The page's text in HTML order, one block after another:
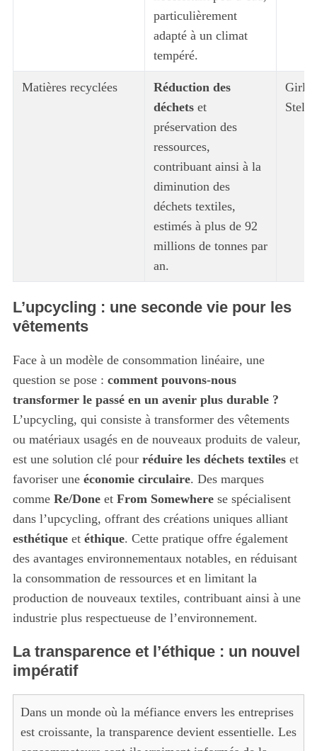
particulièrement
adapté à un climat
tempéré.
Matières recyclées
Réduction des
déchetset
préservation des
ressources,
contribuant ainsi à la
diminution des
déchets textiles,
estimés à plus de 92
millions de tonnes par
an.
L’upcycling : une seconde vie pour les
vêtements
Face à un modèle de consommation linéaire, une
question se pose : comment pouvons-nous
transformer le passé en un avenir plus durable ?
L’upcycling, qui consiste à transformer des vêtements
ou matériaux usagés en de nouveaux produits de valeur,
est une solution clé pour réduire les déchets textileset
favoriser une économie circulaire. Des marques
comme Re/Doneet From Somewherese spécialisent
dans l’upcycling, offrant des créations uniques alliant
esthétiqueet éthique. Cette pratique offre également
des avantages environnementaux notables, en réduisant
la consommation de ressources et en limitant la
production de nouveaux textiles, contribuant ainsi à une
industrie plus respectueuse de l’environnement.
La transparence et l’éthique : un nouvel
impératif
Dans un monde où la méfiance envers les entreprises
est croissante, la transparence devient essentielle. Les